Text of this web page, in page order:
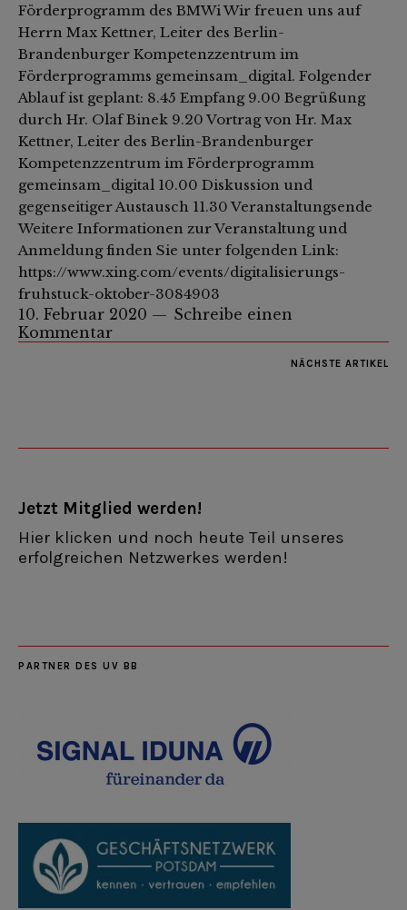
Förderprogramm des BMWi Wir freuen uns auf
Herrn Max Kettner, Leiter des Berlin-
Brandenburger Kompetenzzentrum im
Förderprogramms gemeinsam_digital. Folgender
Ablauf ist geplant: 8.45 Empfang 9.00 Begrüßung
durch Hr. Olaf Binek 9.20 Vortrag von Hr. Max
Kettner, Leiter des Berlin-Brandenburger
Kompetenzzentrum im Förderprogramm
gemeinsam_digital 10.00 Diskussion und
gegenseitiger Austausch 11.30 Veranstaltungsende
Weitere Informationen zur Veranstaltung und
Anmeldung finden Sie unter folgenden Link:
https://www.xing.com/events/digitalisierungs-
fruhstuck-oktober-3084903
10. Februar 2020
Schreibe einen
Kommentar
NÄCHSTE ARTIKEL
Jetzt Mitglied werden!
Hier klicken und noch heute Teil unseres
erfolgreichen Netzwerkes werden!
PARTNER DES UV BB